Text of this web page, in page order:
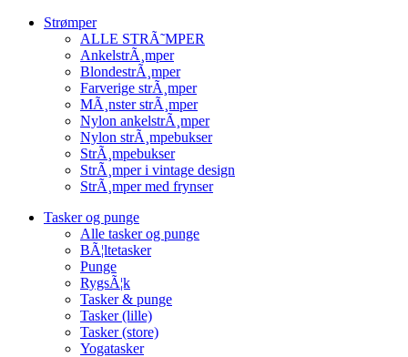
Strømper
ALLE STRÃ˜MPER
AnkelstrÃ¸mper
BlondestrÃ¸mper
Farverige strÃ¸mper
MÃ¸nster strÃ¸mper
Nylon ankelstrÃ¸mper
Nylon strÃ¸mpebukser
StrÃ¸mpebukser
StrÃ¸mper i vintage design
StrÃ¸mper med frynser
Tasker og punge
Alle tasker og punge
BÃ¦ltetasker
Punge
RygsÃ¦k
Tasker & punge
Tasker (lille)
Tasker (store)
Yogatasker